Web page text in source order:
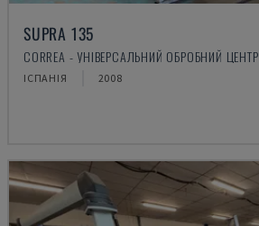
SUPRA 135
CORREA - УНІВЕРСАЛЬНИЙ ОБРОБНИЙ ЦЕНТР
ІСПАНІЯ 2008